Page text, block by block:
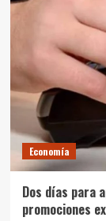
Economía
Dos días para
promociones